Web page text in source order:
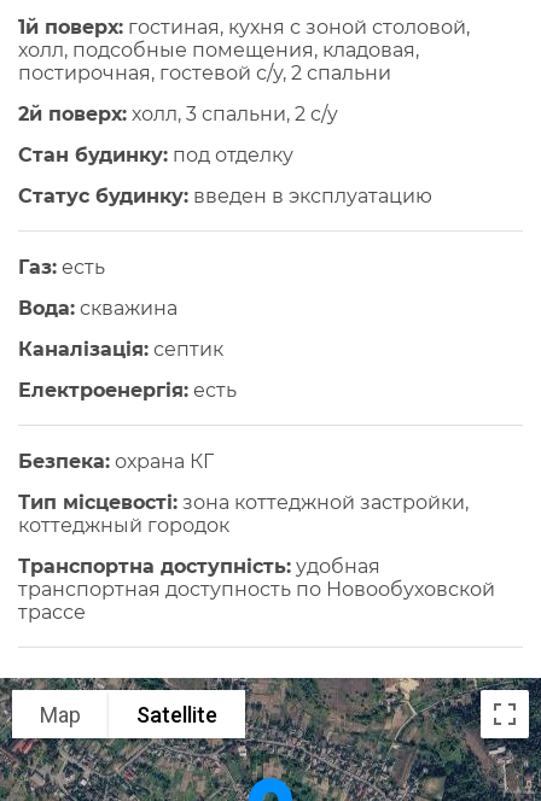
1й поверх: гостиная, кухня с зоной столовой,
холл, подсобные помещения, кладовая,
постирочная, гостевой с/у, 2 спальни
2й поверх: холл, 3 спальни, 2 c/y
Стан будинку: под отделку
Статус будинку: введен в эксплуатацию
Газ: есть
Вода: скважина
Каналізація: септик
Електроенергія: есть
Безпека: охрана КГ
Тип місцевості: зона коттеджной застройки,
коттеджный городок
Транспортна доступність: удобная
транспортная доступность по Новообуховской
трассе
Map Satellite